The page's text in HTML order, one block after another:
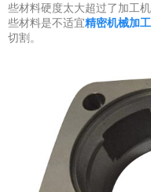
些材料硬度太大超过了加工
些材料是不适宜精密机械加工
切割。